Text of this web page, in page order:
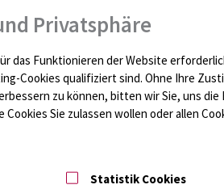
vor.
Studenten und Ärzte, wie man Herz
feiert Richtfest: Modernes
Mitte 2012 fertiggestellt
Privatsphäre
das Funktionieren der Website
Cookies qualifiziert sind. Ohne Ihre
zu können, bitten wir Sie, uns
Cookies Sie zulassen wollen oder allen
Statistik Cookies